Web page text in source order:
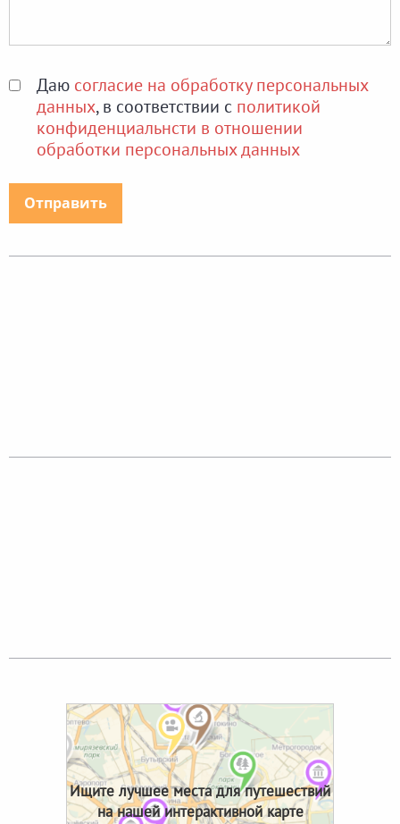
Даю согласие на обработку персональных
данных, в соответствии с политикой
конфиденциальнсти в отношении
обработки персональных данных
Ищите лучшее места для путешествий
на нашей интерактивной карте